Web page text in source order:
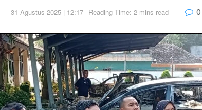
31 Agustus 2025 | 12:17 Reading Time: 2 mins read 0